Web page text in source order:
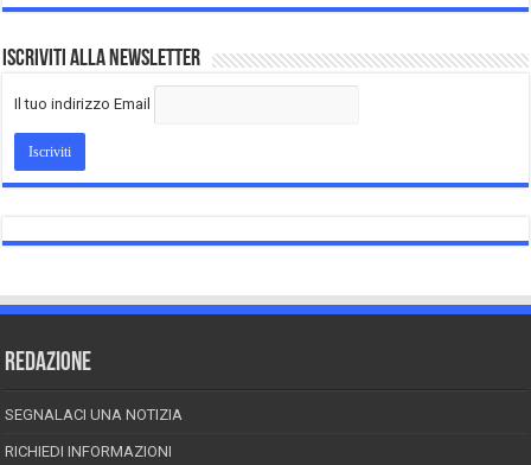
Iscriviti alla Newsletter
Il tuo indirizzo Email
REDAZIONE
SEGNALACI UNA NOTIZIA
RICHIEDI INFORMAZIONI